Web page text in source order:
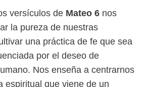
versículos de Mateo 6 nos
la pureza de nuestras
una práctica de fe que sea
por el deseo de
Nos enseña a centrarnos
espiritual que viene de un